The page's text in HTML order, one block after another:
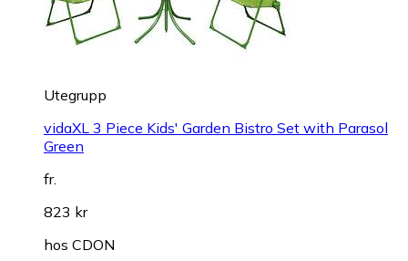
Utegrupp
vidaXL 3 Piece Kids' Garden Bistro Set with Parasol
Green
fr.
823 kr
hos CDON